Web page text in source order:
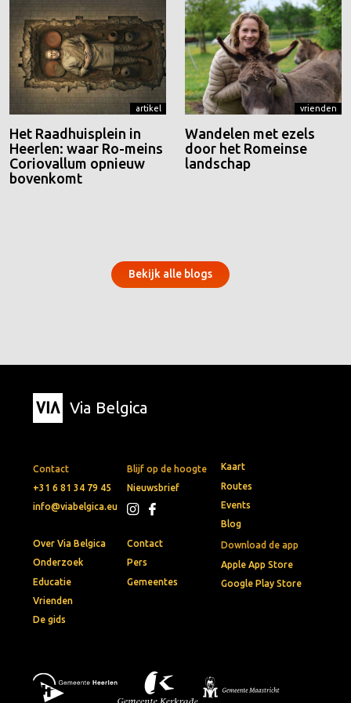
artikel
Het Raadhuisplein in
Heerlen: waar Ro-meins
Coriovallum opnieuw
bovenkomt
vrienden
Wandelen met ezels
door het Romeinse
landschap
Bekijk alle blogs
Via Belgica
Contact
+31 6 81 34 79 45
info@viabelgica.eu
Blijf op de hoogte
Nieuwsbrief
Download de app
Apple App Store
Google Play Store
Kaart
Routes
Events
Blog
Over Via Belgica
Onderzoek
Educatie
Vrienden
De gids
Contact
Pers
Gemeentes